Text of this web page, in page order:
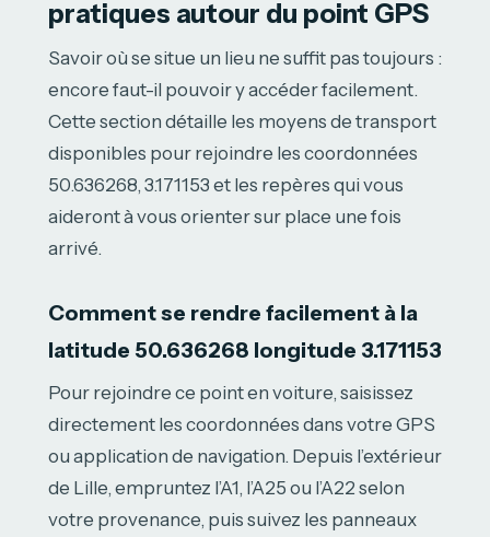
pratiques autour du point GPS
Savoir où se situe un lieu ne suffit pas toujours :
encore faut-il pouvoir y accéder facilement.
Cette section détaille les moyens de transport
disponibles pour rejoindre les coordonnées
50.636268, 3.171153 et les repères qui vous
aideront à vous orienter sur place une fois
arrivé.
Comment se rendre facilement à la
latitude 50.636268 longitude 3.171153
Pour rejoindre ce point en voiture, saisissez
directement les coordonnées dans votre GPS
ou application de navigation. Depuis l’extérieur
de Lille, empruntez l’A1, l’A25 ou l’A22 selon
votre provenance, puis suivez les panneaux